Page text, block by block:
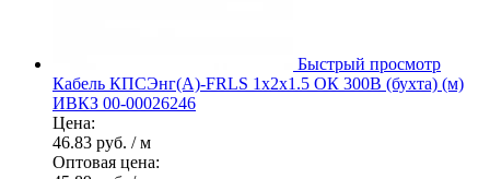
Быстрый просмотр
Кабель КПСЭнг(А)-FRLS 1х2х1.5 ОК 300В (бухта) (м)
ИВКЗ 00-00026246
Цена:
46.83 руб. / м
Оптовая цена: